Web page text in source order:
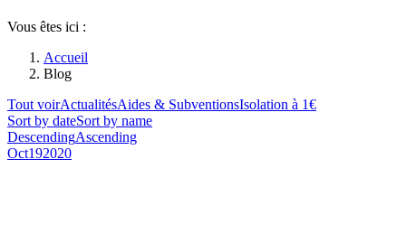
Vous êtes ici :
Accueil
Blog
Tout voirActualitésAides & SubventionsIsolation à 1€
Sort by dateSort by name
DescendingAscending
Oct192020